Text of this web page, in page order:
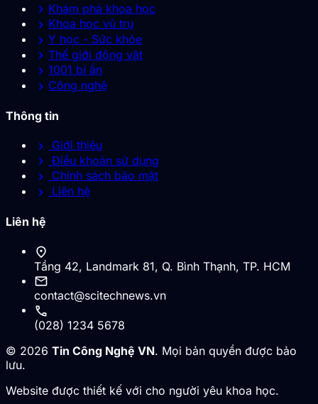
chevron_right Khám phá khoa học
chevron_right Khoa học vũ trụ
chevron_right Y học - Sức khỏe
chevron_right Thế giới động vật
chevron_right 1001 bí ẩn
chevron_right Công nghệ
Thông tin
chevron_right Giới thiệu
chevron_right Điều khoản sử dụng
chevron_right Chính sách bảo mật
chevron_right Liên hệ
Liên hệ
location_on
Tầng 42, Landmark 81, Q. Bình Thạnh, TP. HCM
mail
contact@scitechnews.vn
call
(028) 1234 5678
© 2026 Tin Công Nghệ VN. Mọi bản quyền được bảo
lưu.
Website được thiết kế với cho người yêu khoa học.